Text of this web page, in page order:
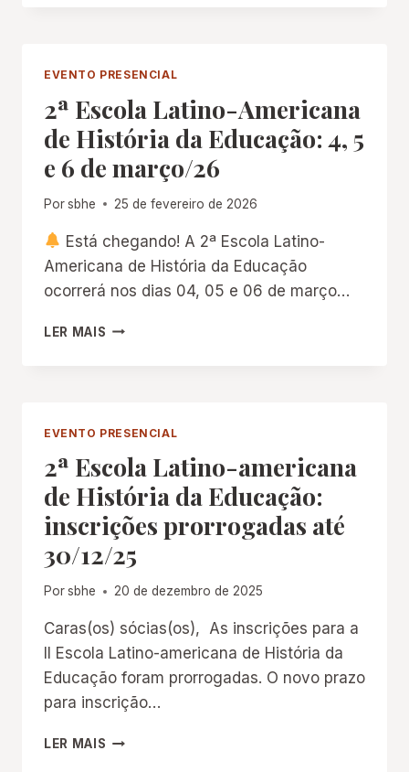
EVENTO PRESENCIAL
2ª Escola Latino-Americana
de História da Educação: 4, 5
e 6 de março/26
Porsbhe 25 de fevereiro de 2026
Está chegando! A 2ª Escola Latino-
Americana de História da Educação
ocorrerá nos dias 04, 05 e 06 de março…
LER MAIS 2ª
DA
EDUCAÇÃO:
4,
5
E
6
DE
EVENTO PRESENCIAL
2ª Escola Latino-americana
de História da Educação:
inscrições prorrogadas até
30/12/25
Porsbhe 20 de dezembro de 2025
Caras(os) sócias(os), As inscrições para a
II Escola Latino-americana de História da
Educação foram prorrogadas. O novo prazo
para inscrição…
LER MAIS